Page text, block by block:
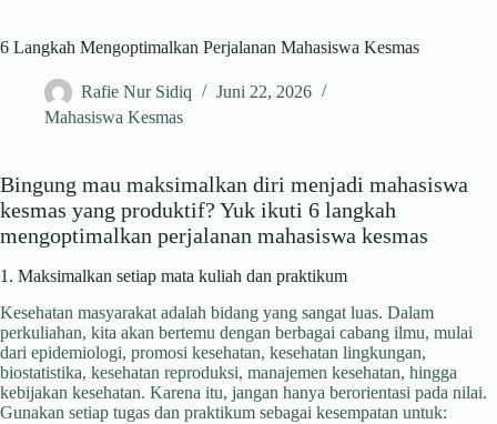
6 Langkah Mengoptimalkan Perjalanan Mahasiswa Kesmas
Rafie Nur Sidiq
Juni 22, 2026
Mahasiswa Kesmas
Bingung mau maksimalkan diri menjadi mahasiswa
kesmas yang produktif? Yuk ikuti 6 langkah
mengoptimalkan perjalanan mahasiswa kesmas
1. Maksimalkan setiap mata kuliah dan praktikum
Kesehatan masyarakat adalah bidang yang sangat luas. Dalam
perkuliahan, kita akan bertemu dengan berbagai cabang ilmu, mulai
dari epidemiologi, promosi kesehatan, kesehatan lingkungan,
biostatistika, kesehatan reproduksi, manajemen kesehatan, hingga
kebijakan kesehatan. Karena itu, jangan hanya berorientasi pada nilai.
Gunakan setiap tugas dan praktikum sebagai kesempatan untuk: